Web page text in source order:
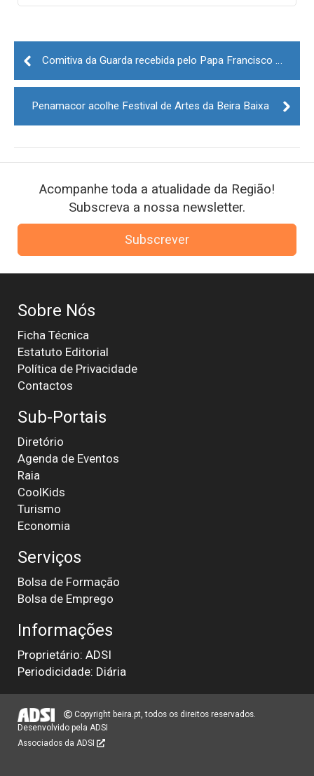
Post
navigation
Comitiva da Guarda recebida pelo Papa Francisco em Roma
Penamacor acolhe Festival de Artes da Beira Baixa
Acompanhe toda a atualidade da Região!
Subscreva a nossa newsletter.
Subscrever
Sobre Nós
Ficha Técnica
Estatuto Editorial
Política de Privacidade
Contactos
Sub-Portais
Diretório
Agenda de Eventos
Raia
CoolKids
Turismo
Economia
Serviços
Bolsa de Formação
Bolsa de Emprego
Informações
Proprietário: ADSI
Periodicidade: Diária
Copyright beira.pt, todos os direitos reservados.
Desenvolvido pela ADSI
Associados da ADSI